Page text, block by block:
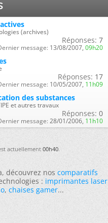
(archives)
Réponses: 7
message: 13/08/2007, 09h20
Réponses: 17
message: 10/05/2007, 11h09
des substances
et autres travaux
Réponses: 0
message: 28/01/2006, 11h10
actuellement00h40.
découvrez noscomparatifs
:imprimantes laser
,chaises gamer...